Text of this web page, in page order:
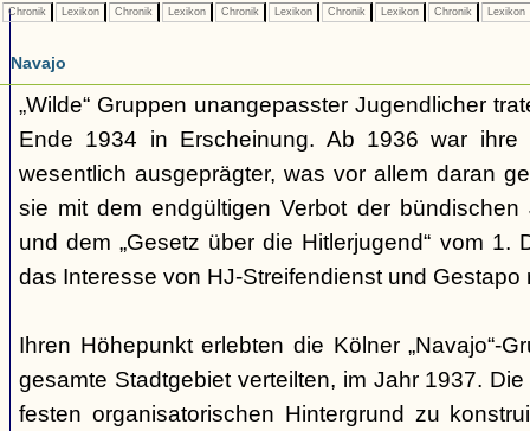
Chronik Lexikon Chronik Lexikon Chronik Lexikon Chronik Lexikon Chronik Lexikon
Navajo
„Wilde“ Gruppen unangepasster Jugendlicher
Ende 1934 in Erscheinung. Ab 1936 war ihre
wesentlich ausgeprägter, was vor allem daran
sie mit dem endgültigen Verbot der
und dem „Gesetz über die Hitlerjugend“ vom 1.
das Interesse von HJ-Streifendienst und Gestapo
Ihren Höhepunkt erlebten die Kölner „Navajo“-
gesamte Stadtgebiet verteilten, im Jahr 1937.
festen organisatorischen Hintergrund zu